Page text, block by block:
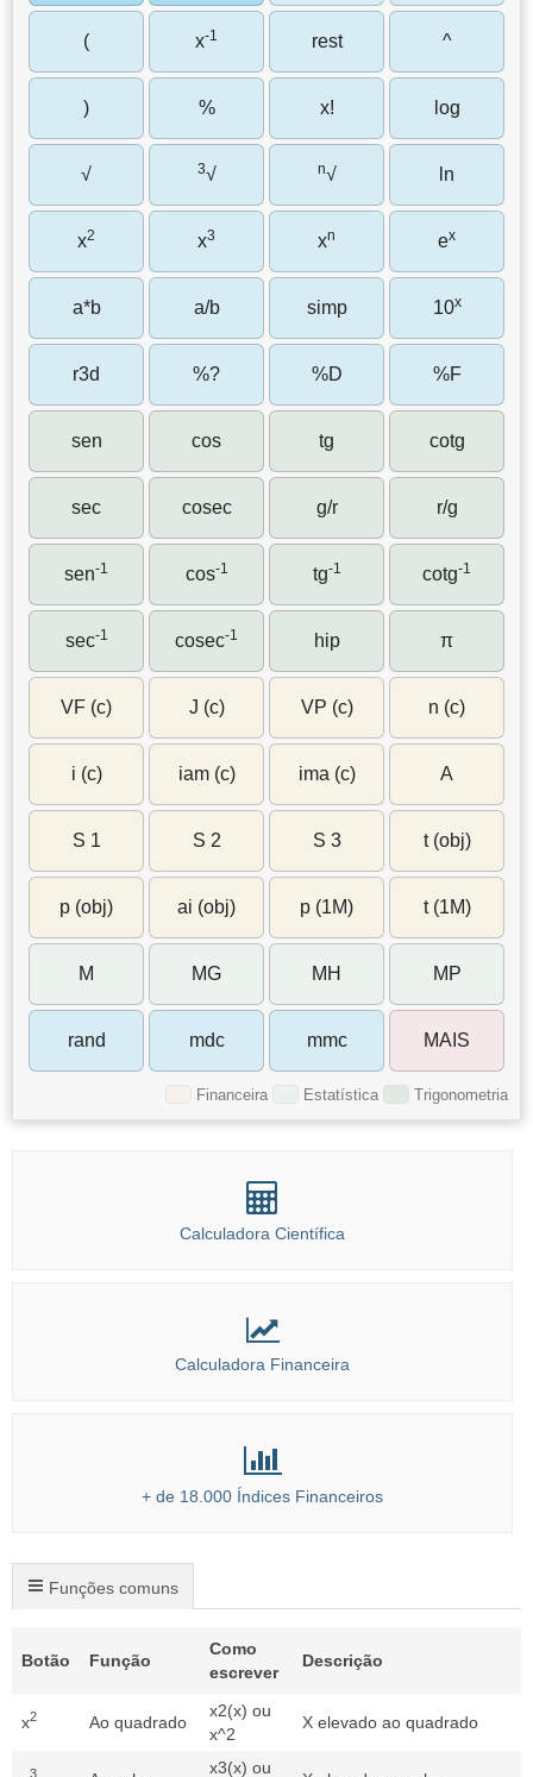
( x-1 rest ^
) % x! log
√ 3√ n√ ln
x2 x3 xn ex
a*b a/b simp 10x
r3d %? %D %F
sen cos tg cotg
sec cosec g/r r/g
sen-1 cos-1 tg-1 cotg-1
sec-1 cosec-1 hip π
VF (c) J (c) VP (c) n (c)
i (c) iam (c) ima (c) A
S 1 S 2 S 3 t (obj)
p (obj) ai (obj) p (1M) t (1M)
M MG MH MP
rand mdc mmc MAIS
Financeira Estatística Trigonometria
Calculadora Científica
Calculadora Financeira
+ de 18.000 Índices Financeiros
Funções comuns
Botão Função
Como
escrever
Descrição
x2 Ao quadrado
x2(x) ou
x^2
X elevado ao quadrado
3
x3(x) ou